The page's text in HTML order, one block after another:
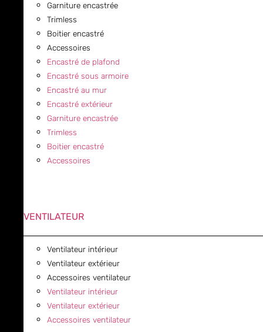
Garniture encastrée
Trimless
Boitier encastré
Accessoires
Encastré de plafond
Encastré sous armoire
Encastré au mur
Encastré extérieur
Garniture encastrée
Trimless
Boitier encastré
Accessoires
VENTILATEUR
Ventilateur intérieur
Ventilateur extérieur
Accessoires ventilateur
Ventilateur intérieur
Ventilateur extérieur
Accessoires ventilateur